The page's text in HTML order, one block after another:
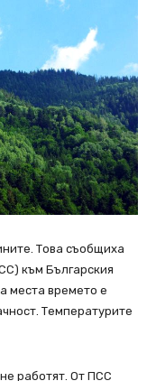
Това съобщиха
към Българския
места времето е
Температурите
работят. От ПСС